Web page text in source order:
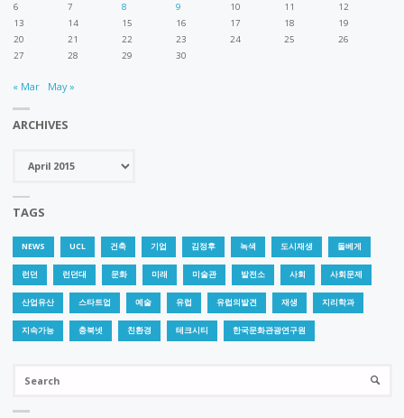
시
재
생,
6
7 8 9 10 11
12
13
14 15 16 17 18
19
20
21 22 23 24 25
26
27
28 29 30
« Mar May »
ARCHIVES
TAGS
NEWS UCL 건축 기업 김정후 녹색 도시재생 돌베게
런던 런던대 문화 미래 미술관 발전소 사회 사회문제
산업유산 스타트업 예술 유럽 유럽의발견 재생 지리학과
지속가능 충북넷 친환경 테크시티 한국문화관광연구원